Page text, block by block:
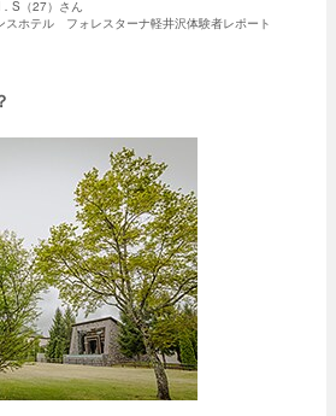
S（27）さん
スホテル フォレスターナ軽井沢体験者レポート